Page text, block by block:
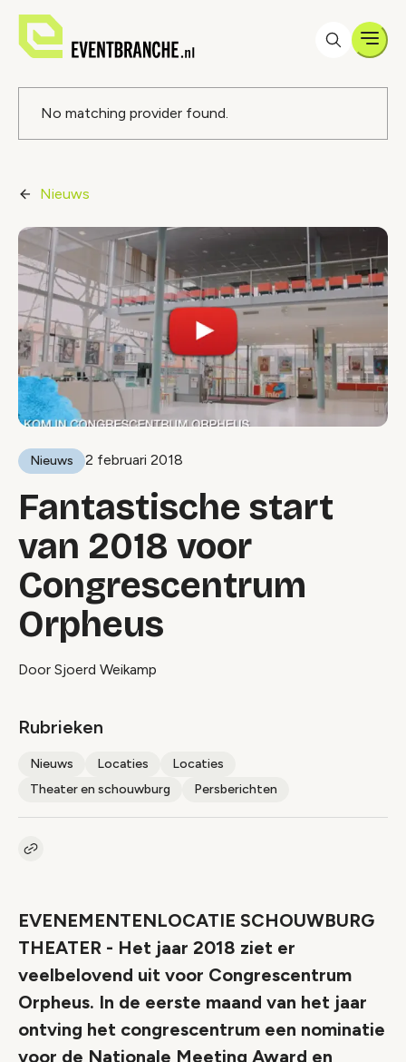
Foutmelding
No matching provider found.
Nieuws
Nieuws 2 februari 2018
Fantastische start
van 2018 voor
Congrescentrum
Orpheus
Door Sjoerd Weikamp
Rubrieken
Nieuws Locaties
Locaties
Theater en schouwburg
Persberichten
Kopieer link naar artikel
EVENEMENTENLOCATIE SCHOUWBURG
THEATER - Het jaar 2018 ziet er
veelbelovend uit voor Congrescentrum
Orpheus. In de eerste maand van het jaar
ontving het congrescentrum een nominatie
voor de Nationale Meeting Award en